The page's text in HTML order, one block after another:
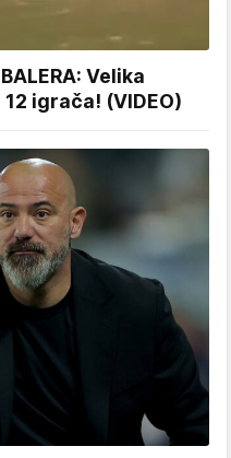
Velika
igrača! (VIDEO)